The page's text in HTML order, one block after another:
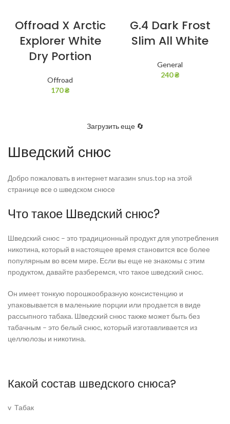
Offroad X Arctic
Explorer White
Dry Portion
Offroad
170₴
G.4 Dark Frost
Slim All White
General
240₴
Загрузить еще 🔄
Шведский снюс
Добро пожаловать в интернет магазин snus.top на этой
странице все о шведском снюсе
Что такое Шведский снюс?
Шведский снюс – это традиционный продукт для употребления
никотина, который в настоящее время становится все более
популярным во всем мире. Если вы еще не знакомы с этим
продуктом, давайте разберемся, что такое шведский снюс.
Он имеет тонкую порошкообразную консистенцию и
упаковывается в маленькие порции или продается в виде
рассыпного табака. Шведский снюс также может быть без
табачным – это белый снюс, который изготавливается из
целлюлозы и никотина.
Какой состав шведского снюса?
v Табак